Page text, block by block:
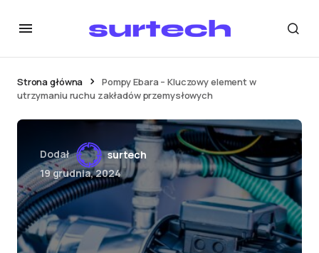
Strona główna
Pompy Ebara – Kluczowy element w
utrzymaniu ruchu zakładów przemysłowych
Dodał
surtech
19 grudnia, 2024